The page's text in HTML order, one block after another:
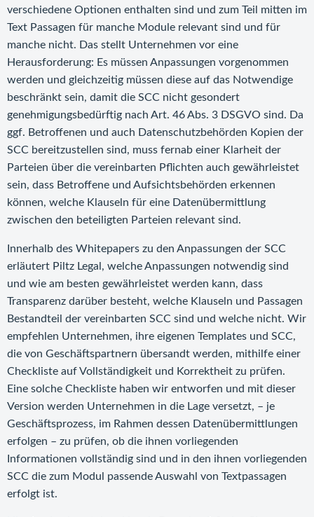
verschiedene Optionen enthalten sind und zum Teil mitten im
Text Passagen für manche Module relevant sind und für
manche nicht. Das stellt Unternehmen vor eine
Herausforderung: Es müssen Anpassungen vorgenommen
werden und gleichzeitig müssen diese auf das Notwendige
beschränkt sein, damit die SCC nicht gesondert
genehmigungsbedürftig nach Art. 46 Abs. 3 DSGVO sind. Da
ggf. Betroffenen und auch Datenschutzbehörden Kopien der
SCC bereitzustellen sind, muss fernab einer Klarheit der
Parteien über die vereinbarten Pflichten auch gewährleistet
sein, dass Betroffene und Aufsichtsbehörden erkennen
können, welche Klauseln für eine Datenübermittlung
zwischen den beteiligten Parteien relevant sind.
Innerhalb des Whitepapers zu den Anpassungen der SCC
erläutert Piltz Legal, welche Anpassungen notwendig sind
und wie am besten gewährleistet werden kann, dass
Transparenz darüber besteht, welche Klauseln und Passagen
Bestandteil der vereinbarten SCC sind und welche nicht. Wir
empfehlen Unternehmen, ihre eigenen Templates und SCC,
die von Geschäftspartnern übersandt werden, mithilfe einer
Checkliste auf Vollständigkeit und Korrektheit zu prüfen.
Eine solche Checkliste haben wir entworfen und mit dieser
Version werden Unternehmen in die Lage versetzt, – je
Geschäftsprozess, im Rahmen dessen Datenübermittlungen
erfolgen – zu prüfen, ob die ihnen vorliegenden
Informationen vollständig sind und in den ihnen vorliegenden
SCC die zum Modul passende Auswahl von Textpassagen
erfolgt ist.